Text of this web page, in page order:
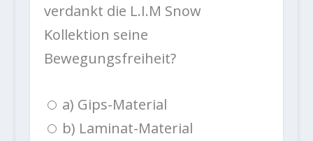
verdankt die L.I.M Snow
Kollektion seine
Bewegungsfreiheit?
a) Gips-Material
b) Laminat-Material